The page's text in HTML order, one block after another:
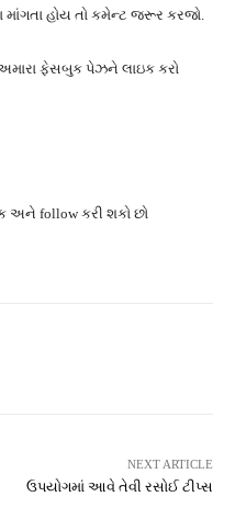
માંગતા હોય તો કમેન્ટ જરૂર કરજો.
ફેસબુક પેઝને લાઇક કરો
અને follow કરી શકો છો
NEXT ARTICLE
ઉપયોગમાં આવે તેવી રસોઈ ટીપ્સ